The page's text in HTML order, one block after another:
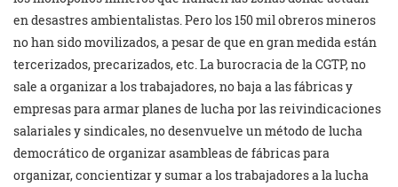
en desastres ambientalistas. Pero los 150 mil obreros mineros
no han sido movilizados, a pesar de que en gran medida están
tercerizados, precarizados, etc. La burocracia de la CGTP, no
sale a organizar a los trabajadores, no baja a las fábricas y
empresas para armar planes de lucha por las reivindicaciones
salariales y sindicales, no desenvuelve un método de lucha
democrático de organizar asambleas de fábricas para
organizar, concientizar y sumar a los trabajadores a la lucha